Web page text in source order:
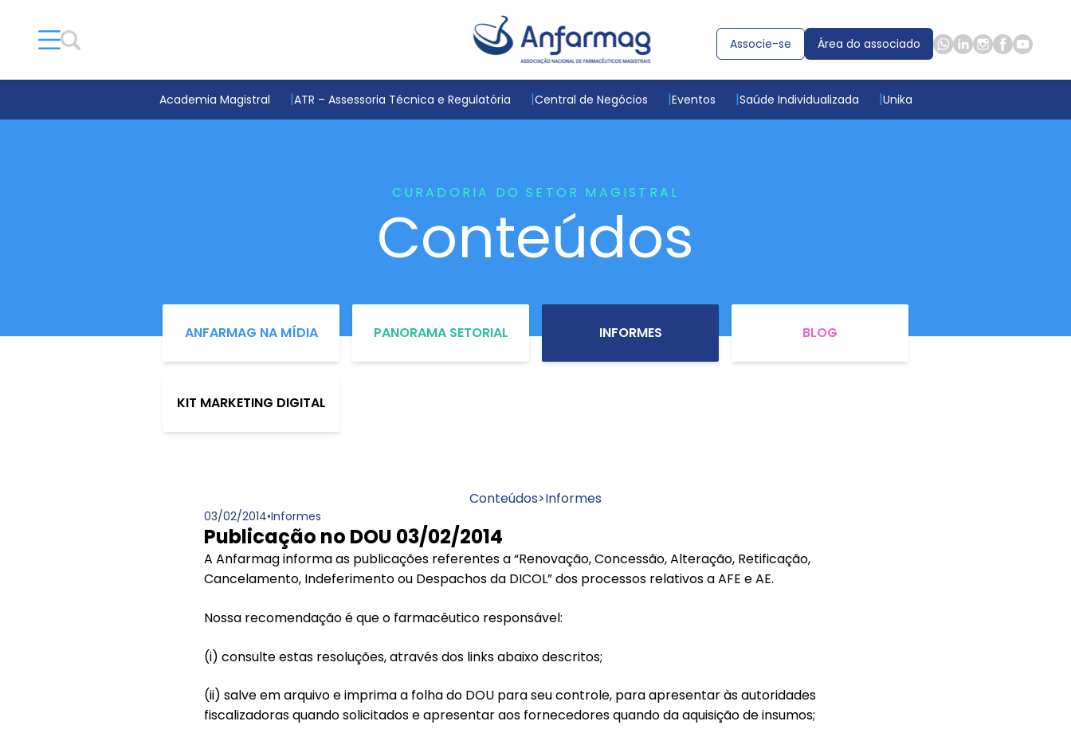
Associe-se Área do associado
Academia Magistral ATR – Assessoria Técnica e Regulatória Central de Negócios Eventos Saúde Individualizada Unika
CURADORIA DO SETOR MAGISTRAL
Conteúdos
ANFARMAG NA MÍDIA PANORAMA SETORIAL INFORMES BLOG
KIT MARKETING DIGITAL
Conteúdos>Informes
03/02/2014•Informes
Publicação no DOU 03/02/2014
A Anfarmag informa as publicações referentes a “Renovação, Concessão, Alteração, Retificação,
Cancelamento, Indeferimento ou Despachos da DICOL” dos processos relativos a AFE e AE.
Nossa recomendação é que o farmacêutico responsável:
(i) consulte estas resoluções, através dos links abaixo descritos;
(ii) salve em arquivo e imprima a folha do DOU para seu controle, para apresentar às autoridades
fiscalizadoras quando solicitados e apresentar aos fornecedores quando da aquisição de insumos;